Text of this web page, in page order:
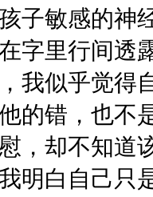
子敏感的神
字里行间透
我似乎觉得
的错，也不
，却不知道
明白自己只